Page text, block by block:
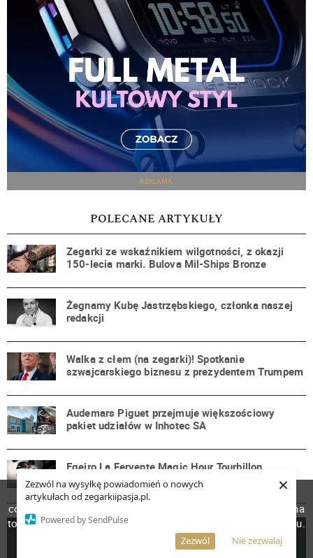
Zezwól na wysyłkę powiadomień o nowych
artykułach od zegarkiipasja.pl.
Powered by SendPulse
Nie zezwalaj
Zezwól
×
REKLAMA
POLECANE ARTYKUŁY
Zegarki ze wskaźnikiem wilgotności, z okazji
150-lecia marki. Bulova Mil-Ships Bronze
Żegnamy Kubę Jastrzębskiego, członka naszej
redakcji
Walka z cłem (na zegarki)! Spotkanie
szwajcarskiego biznesu z prezydentem Trumpem
Audemars Piguet przejmuje większościowy
pakiet udziałów w Inhotec SA
Egeiro La Fervente Magic Hour Tourbillon.
Zegarek przełamujący utarte schematy!
W celu poprawienia jakości usług korzystamy z plików
cookies. Pozostanie na stronie oznacza, iż wyrażasz zgodę na
to, że pliki cookies będą przechowywane w Twoim urządzeniu.
Więcej informacji